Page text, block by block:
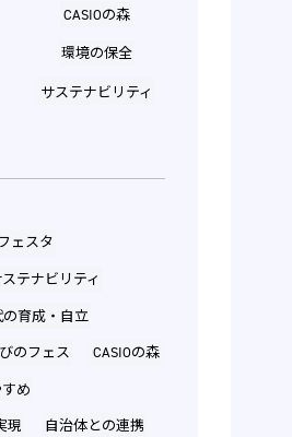
CASIOの森
環境の保全
サステナビリティ
ェスタ
テナビリティ
育成・自立
のフェス
CASIOの森
め
現
自治体との連携